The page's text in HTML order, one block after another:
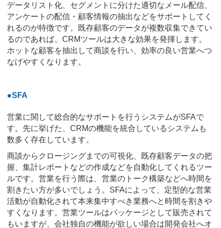
データリスト化、セグメントに分けた適切なメール配信、
アンケートの配信・顧客情報の抽出などをサポートしてく
れるのが特徴です。既存顧客のデータが複数収集できてい
るのであれば、CRMツールは大きな効果を発揮します。
ホットな顧客を抽出して商談を行い、効率の良い営業へつ
なげやすくなります。
●SFA
営業に関して総合的なサポートを行うシステムがSFAで
す。先に挙げた、CRMの機能を統合しているシステムも
数多く存在しています。
商談からクロージングまでの可視化、既存顧客データの把
握、集計レポートなどの作成などを自動化してくれるツー
ルです。営業を行う際は、営業のトーク構築などへ時間を
割きたい方が多いでしょう。SFAによって、定型的な営業
活動が自動化されて本来集中すべき業務へと時間を割きや
すくなります。営業ツールはパッケージとして販売されて
もいますが、会社独自の機能が欲しい場合は開発会社へオ